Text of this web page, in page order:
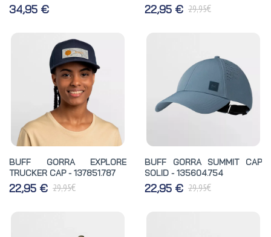
34,95 € 22,95 € 29,95€
BUFF GORRA EXPLORE
TRUCKER CAP - 137851.787
22,95 € 29,95€
BUFF GORRA SUMMIT CAP
SOLID - 135604.754
22,95 € 29,95€